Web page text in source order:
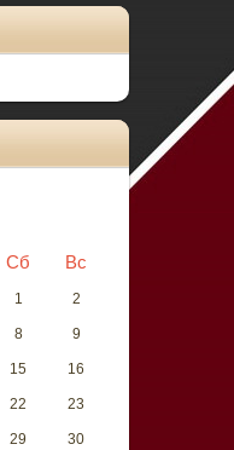
Сб Вс
1 2
8 9
15 16
22 23
29 30